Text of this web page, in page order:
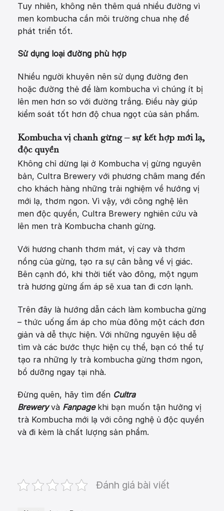
Tuy nhiên, không nên thêm quá nhiều đường vì
men kombucha cần môi trường chua nhẹ để
phát triển tốt.
Sử dụng loại đường phù hợp
Nhiều người khuyên nên sử dụng đường đen
hoặc đường thẻ để làm kombucha vì chúng ít bị
lên men hơn so với đường trắng. Điều này giúp
kiểm soát tốt hơn độ chua ngọt của sản phẩm.
Kombucha vị chanh gừng – sự kết hợp mới lạ,
độc quyền
Không chỉ dừng lại ở Kombucha vị gừng nguyên
bản, Cultra Brewery với phương châm mang đến
cho khách hàng những trải nghiệm về hướng vị
mới lạ, thơm ngon. Vì vậy, với công nghệ lên
men độc quyền, Cultra Brewery nghiên cứu và
lên men trà Kombucha chanh gừng.
Với hương chanh thơm mát, vị cay và thơm
nồng của gừng, tạo ra sự cân bằng về vị giác.
Bên cạnh đó, khi thời tiết vào đông, một ngụm
trà hương gừng ấm áp sẽ xua tan đi cơn lạnh.
Trên đây là hướng dẫn cách làm kombucha gừng
– thức uống ấm áp cho mùa đông một cách đơn
giản và dễ thực hiện. Với những nguyên liệu dễ
tìm và các bước thực hiện cụ thể, bạn có thể tự
tạo ra những ly trà kombucha gừng thơm ngon,
bổ dưỡng ngay tại nhà.
Đừng quên, hãy tìm đến Cultra
Breweryvà Fanpagekhi bạn muốn tận hưởng vị
trà Kombucha mới lạ với công nghệ ủ độc quyền
và đi kèm là chất lượng sản phẩm.
Đánh giá bài viết